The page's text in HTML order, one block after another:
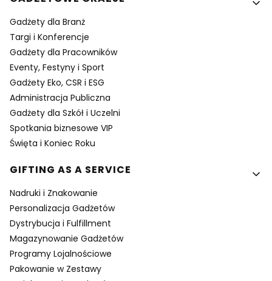
Gadżety dla Branż
Targi i Konferencje
Gadżety dla Pracowników
Eventy, Festyny i Sport
Gadżety Eko, CSR i ESG
Administracja Publiczna
Gadżety dla Szkół i Uczelni
Spotkania biznesowe VIP
Święta i Koniec Roku
GIFTING AS A SERVICE
Nadruki i Znakowanie
Personalizacja Gadżetów
Dystrybucja i Fulfillment
Magazynowanie Gadżetów
Programy Lojalnościowe
Pakowanie w Zestawy